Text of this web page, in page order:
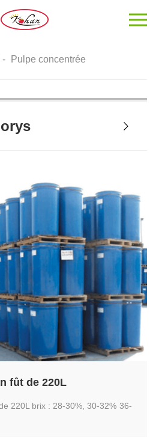
- Pulpe concentrée
fût de 220L
220L brix : 28-30%, 30-32% 36-